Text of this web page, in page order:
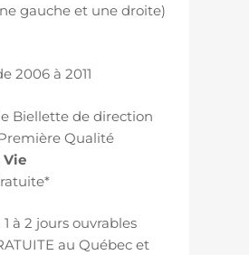
gauche et une droite)
2006 à 2011
Biellette de direction
Qualité
Vie
à 2 jours ouvrables
au Québec et